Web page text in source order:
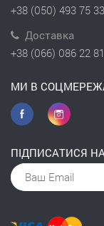
+38 (050) 493 75 33
Доставка
+38 (066) 086 22 81
МИ В
ПІДПИСАТИСЯ